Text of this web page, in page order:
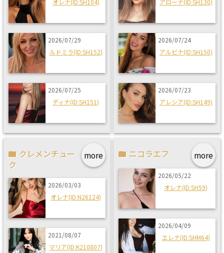
オレナ(ID:SH104)
2026/07/29
ルドミラ(ID:SH152)
2026/07/25
ディナ(ID:SH151)
アローナ(ID:SH130)
2026/07/24
アルビナ(ID:SH150)
2026/07/23
アレシア(ID:SH149)
more
クレメンチュー
ク
2026/03/03
オレナ(ID:N26124)
2021/08/07
マリア(ID:K210807)
more
ニコラエフ
2026/05/22
オレナ(ID:SH59)
2026/04/09
エレナ(ID:SHM64)